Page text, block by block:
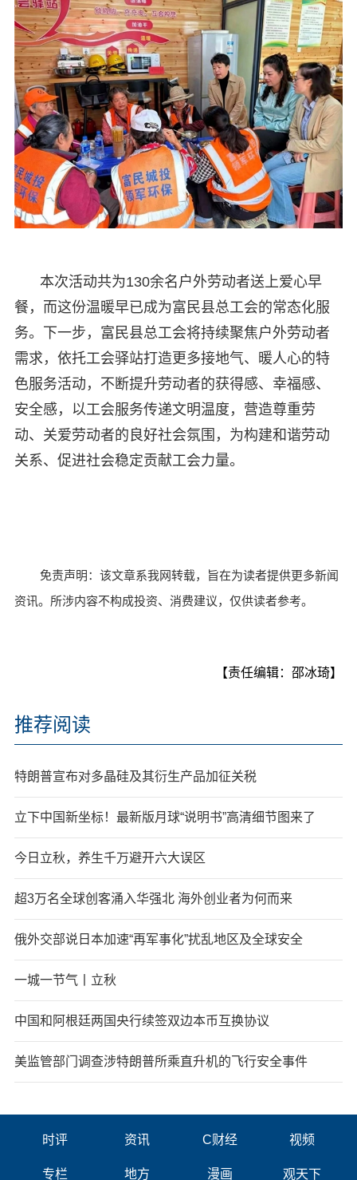
本次活动共为130余名户外劳动者送上爱心早
餐，而这份温暖早已成为富民县总工会的常态化服
务。下一步，富民县总工会将持续聚焦户外劳动者
需求，依托工会驿站打造更多接地气、暖人心的特
色服务活动，不断提升劳动者的获得感、幸福感、
安全感，以工会服务传递文明温度，营造尊重劳
动、关爱劳动者的良好社会氛围，为构建和谐劳动
关系、促进社会稳定贡献工会力量。
免责声明：该文章系我网转载，旨在为读者提供更多新闻
资讯。所涉内容不构成投资、消费建议，仅供读者参考。
【责任编辑：邵冰琦】
推荐阅读
特朗普宣布对多晶硅及其衍生产品加征关税
立下中国新坐标！最新版月球“说明书”高清细节图来了
今日立秋，养生千万避开六大误区
超3万名全球创客涌入华强北 海外创业者为何而来
俄外交部说日本加速“再军事化”扰乱地区及全球安全
一城一节气丨立秋
中国和阿根廷两国央行续签双边本币互换协议
美监管部门调查涉特朗普所乘直升机的飞行安全事件
时评 资讯 C财经 视频
专栏 地方 漫画 观天下